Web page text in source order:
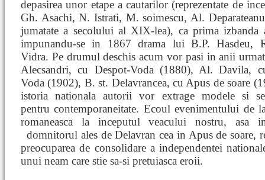
depasirea unor etape a cautarilor (reprezentate de
Gh. Asachi, N. Istrati, M. soimescu, Al.
jumatate a secolului al XIX-lea), ca prima izbanda
impunandu-se in 1867 drama lui B.P. Hasdeu,
Vidra. Pe drumul deschis acum vor pasi in anii
Alecsandri, cu Despot-Voda (1880), Al. Davila,
Voda (1902), B. st. Delavrancea, cu Apus de soare
istoria nationala autorii vor extrage modele si
pentru contemporaneitate. Ecoul evenimentului de
romaneasca la inceputul veacului nostru, asa
domnitorul ales de Delavran cea in Apus de soare,
preocuparea de consolidare a independentei
unui neam care stie sa-si pretuiasca eroii.